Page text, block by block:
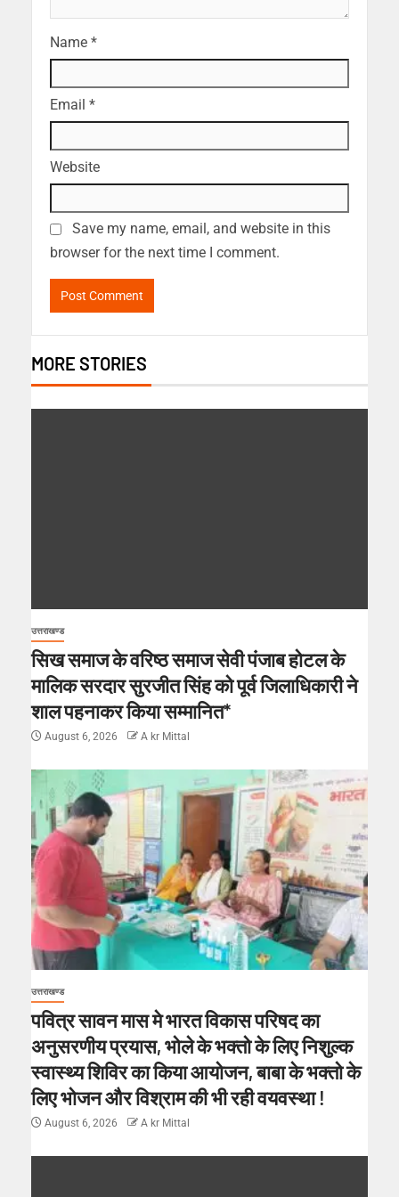
Name *
Email *
Website
Save my name, email, and website in this
browser for the next time I comment.
MORE STORIES
उत्तराखण्ड
सिख समाज के वरिष्ठ समाज सेवी पंजाब होटल के
मालिक सरदार सुरजीत सिंह को पूर्व जिलाधिकारी ने
शाल पहनाकर किया सम्मानित*
August 6, 2026 A kr Mittal
उत्तराखण्ड
पवित्र सावन मास मे भारत विकास परिषद का
अनुसरणीय प्रयास, भोले के भक्तो के लिए निशुल्क
स्वास्थ्य शिविर का किया आयोजन, बाबा के भक्तो के
लिए भोजन और विश्राम की भी रही वयवस्था !
August 6, 2026 A kr Mittal